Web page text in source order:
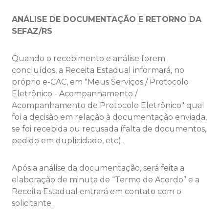
ANÁLISE DE DOCUMENTAÇÃO E RETORNO DA
SEFAZ/RS
Quando o recebimento e análise forem
concluídos, a Receita Estadual informará, no
próprio e-CAC, em "Meus Serviços / Protocolo
Eletrônico - Acompanhamento /
Acompanhamento de Protocolo Eletrônico" qual
foi a decisão em relação à documentação enviada,
se foi recebida ou recusada (falta de documentos,
pedido em duplicidade, etc).
Após a análise da documentação, será feita a
elaboração de minuta de “Termo de Acordo” e a
Receita Estadual entrará em contato com o
solicitante.